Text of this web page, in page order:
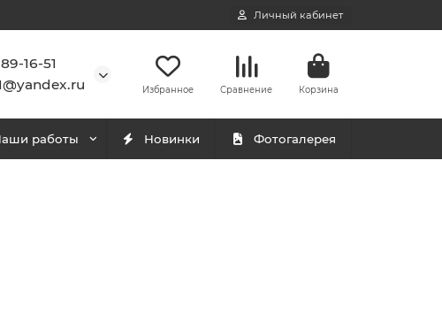
Личный кабинет
16-51
Избранное Сравнение Корзина
работы Новинки Фотогалерея